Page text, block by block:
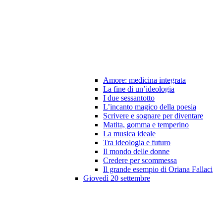
Amore: medicina integrata
La fine di un’ideologia
I due sessantotto
L’incanto magico della poesia
Scrivere e sognare per diventare
Matita, gomma e temperino
La musica ideale
Tra ideologia e futuro
Il mondo delle donne
Credere per scommessa
Il grande esempio di Oriana Fallaci
Giovedì 20 settembre